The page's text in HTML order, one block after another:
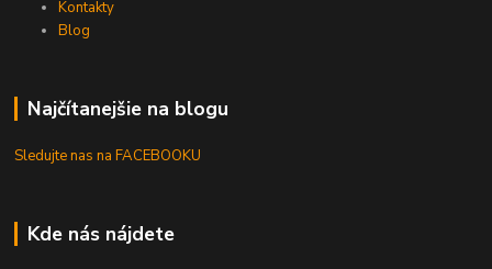
Kontakty
Blog
Najčítanejšie na blogu
Sledujte nas na FACEBOOKU
Kde nás nájdete